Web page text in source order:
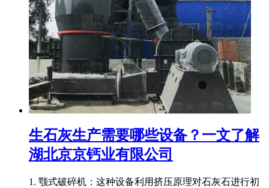
生石灰生产需要哪些设备？一文了解
湖北京京钙业有限公司
1. 颚式破碎机：这种设备利用挤压原理对石灰石进行初